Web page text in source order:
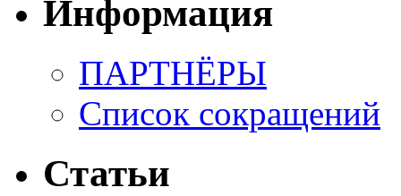
Информация
ПАРТНЁРЫ
Список сокращений
Статьи